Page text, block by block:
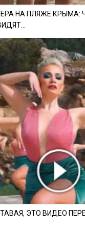
НА ПЛЯЖЕ КРЫМА:
ЭТО ВИДЕО